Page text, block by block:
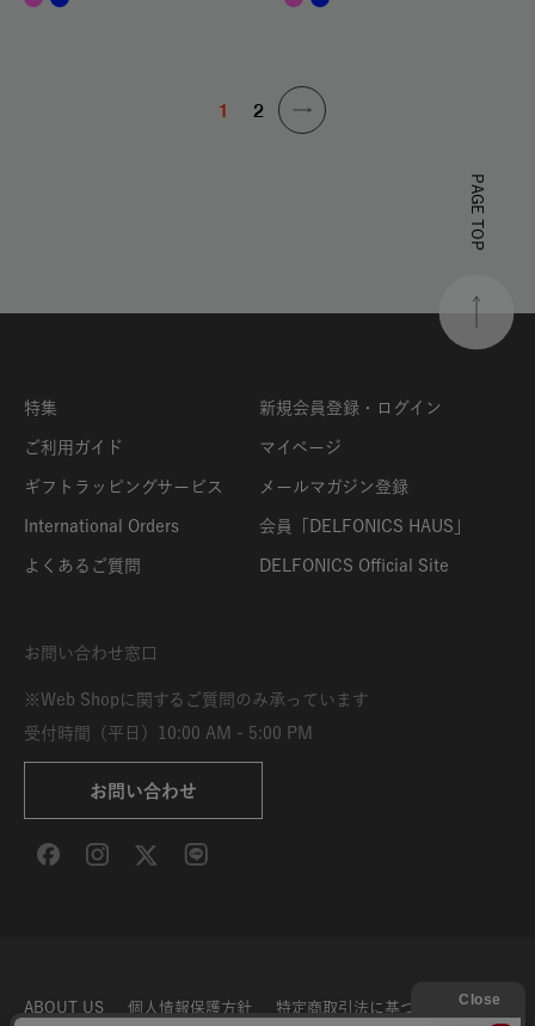
1 2
PAGE TOP
特集
ご利用ガイド
ギフトラッピングサービス
International Orders
よくあるご質問
新規会員登録・ログイン
マイページ
メールマガジン登録
会員「DELFONICS HAUS」
DELFONICS Official Site
お問い合わせ窓口
※Web Shopに関するご質問のみ承っています
受付時間（平日）10:00 AM - 5:00 PM
お問い合わせ
ABOUT US 個人情報保護方針 特定商取引法に基づく表示